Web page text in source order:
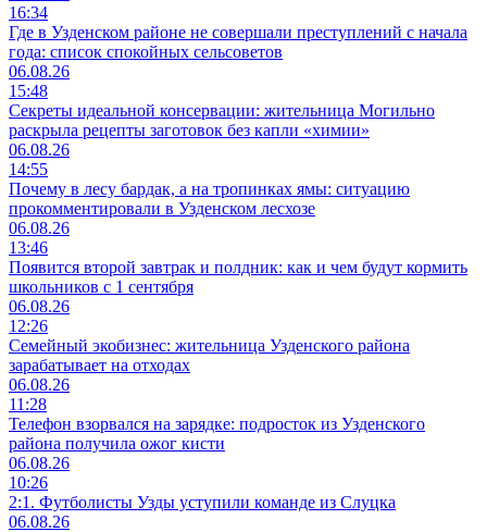
16:34
Где в Узденском районе не совершали преступлений с начала
года: список спокойных сельсоветов
06.08.26
15:48
Секреты идеальной консервации: жительница Могильно
раскрыла рецепты заготовок без капли «химии»
06.08.26
14:55
Почему в лесу бардак, а на тропинках ямы: ситуацию
прокомментировали в Узденском лесхозе
06.08.26
13:46
Появится второй завтрак и полдник: как и чем будут кормить
школьников с 1 сентября
06.08.26
12:26
Семейный экобизнес: жительница Узденского района
зарабатывает на отходах
06.08.26
11:28
Телефон взорвался на зарядке: подросток из Узденского
района получила ожог кисти
06.08.26
10:26
2:1. Футболисты Узды уступили команде из Слуцка
06.08.26